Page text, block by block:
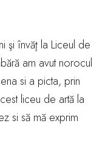
şi învăţ la Liceul de
am avut norocul
si a picta, prin
liceu de artă la
si să mă exprim